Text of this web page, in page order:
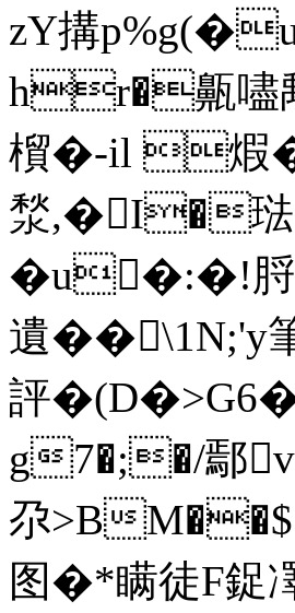
zY搆
hr�齀嚍
橮�-il 煆
湬,�I�琺
�u�:�!脟
遺��\1N;'y
評
g7�;�/鄢
尕>B
图�*瞒徒F